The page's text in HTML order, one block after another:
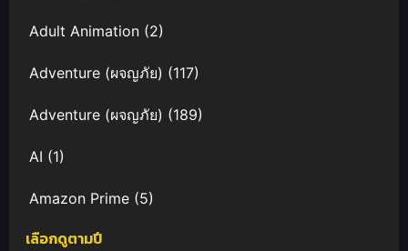
Adult Animation (2)
Adventure (ผจญภัย) (117)
Adventure (ผจญภัย) (189)
AI (1)
Amazon Prime (5)
Anal (ประตูหลัง)
เลือกดูตามปี